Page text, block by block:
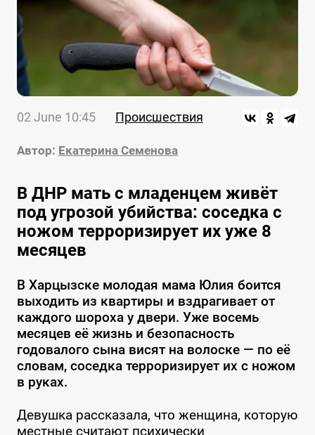
02 June 10:45 Происшествия
Автор: Екатерина Семенова
В ДНР мать с младенцем живёт
под угрозой убийства: соседка с
ножом терроризирует их уже 8
месяцев
В Харцызске молодая мама Юлия боится
выходить из квартиры и вздрагивает от
каждого шороха у двери. Уже восемь
месяцев её жизнь и безопасность
годовалого сына висят на волоске — по её
словам, соседка терроризирует их с ножом
в руках.
Девушка рассказала, что женщина, которую
местные считают психически